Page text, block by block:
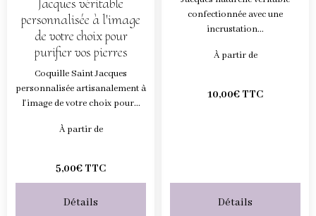
Jacques véritable
personnalisée à l'image
de votre choix pour
purifier vos pierres
Coquille Saint Jacques
personnalisée artisanalement à
l'image de votre choix pour...
À partir de
5,00€ TTC
Détails
confectionnée avec une
incrustation...
À partir de
10,00€ TTC
Détails